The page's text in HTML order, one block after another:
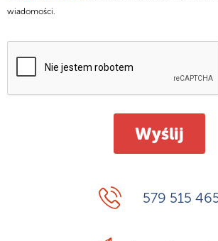
wiadomości.
579 515